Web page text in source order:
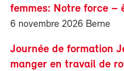
femmes: Notre force –
6 novembre 2026 Berne
Journée de formation
manger en travail de